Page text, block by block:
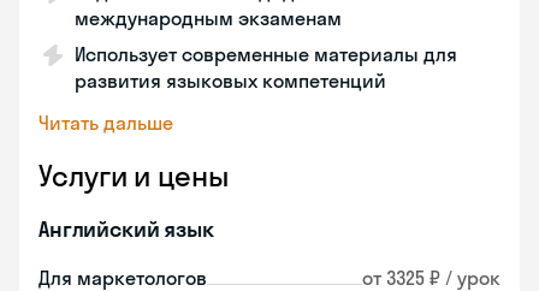
международным экзаменам
Использует современные материалы для
развития языковых компетенций
Читать дальше
Услуги и цены
Английский язык
Для маркетологов от 3325 ₽ / урок